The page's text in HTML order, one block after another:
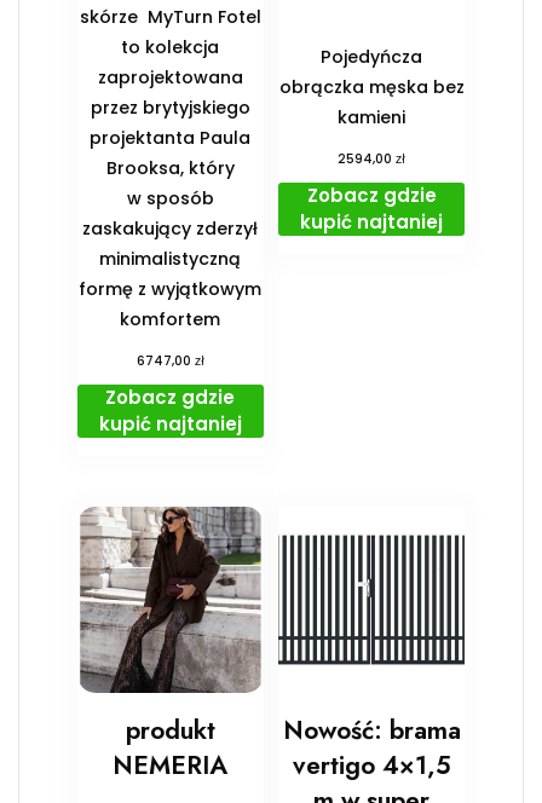
skórze MyTurn Fotel
to kolekcja
zaprojektowana
przez brytyjskiego
projektanta Paula
Brooksa, który
w sposób
zaskakujący zderzył
minimalistyczną
formę z wyjątkowym
komfortem
6747,00 zł
Zobacz gdzie
kupić najtaniej
Pojedyńcza
obrączka męska bez
kamieni
2594,00zł
Zobacz gdzie
kupić najtaniej
produkt
NEMERIA
Nowość: brama
vertigo 4×1,5